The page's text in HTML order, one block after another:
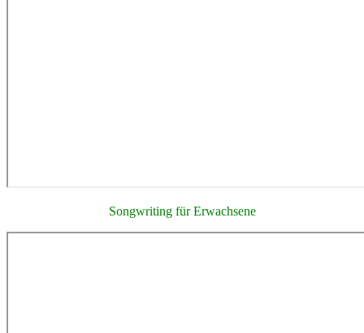
Songwriting für Erwachsene